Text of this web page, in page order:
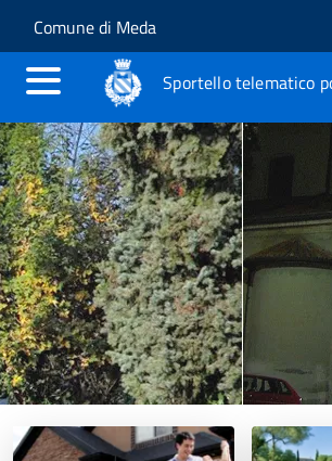
Salta al contenuto principale
Skip to site navigation
Comune di Meda
Sportello telematico